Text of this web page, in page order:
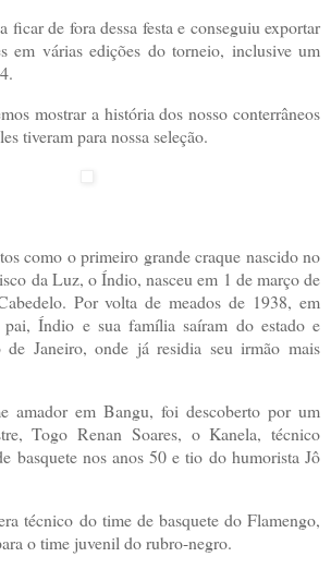
ficar de fora dessa festa e conseguiu exportar
em várias edições do torneio, inclusive um
mostrar a história dos nosso conterrâneos
tiveram para nossa seleção.
como o primeiro grande craque nascido no
da Luz, o Índio, nasceu em 1 de março de
Por volta de meados de 1938, em
Índio e sua família saíram do estado e
Janeiro, onde já residia seu irmão mais
amador em Bangu, foi descoberto por um
Togo Renan Soares, o Kanela, técnico
basquete nos anos 50 e tio do humorista Jô
técnico do time de basquete do Flamengo,
o time juvenil do rubro-negro.